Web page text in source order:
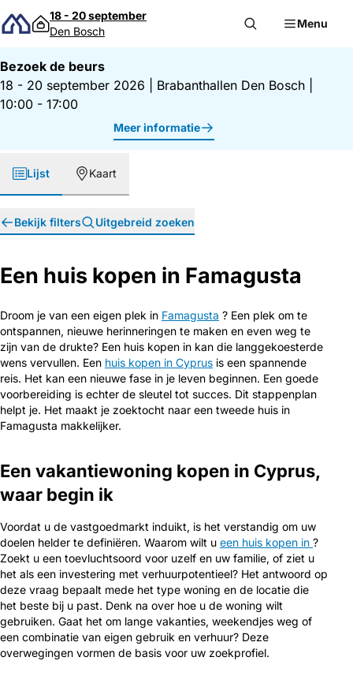
Direct naar inhoud
18 - 20 september
Den Bosch
Menu
Bezoek de beurs
18 - 20 september 2026
Brabanthallen Den Bosch
10:00 - 17:00
Meer informatie
Lijst Kaart
Bekijk filters Uitgebreid zoeken
Een huis kopen in Famagusta
Droom je van een eigen plek in Famagusta ? Een plek om te
ontspannen, nieuwe herinneringen te maken en even weg te
zijn van de drukte? Een huis kopen in kan die langgekoesterde
wens vervullen. Een huis kopen in Cyprus is een spannende
reis. Het kan een nieuwe fase in je leven beginnen. Een goede
voorbereiding is echter de sleutel tot succes. Dit stappenplan
helpt je. Het maakt je zoektocht naar een tweede huis in
Famagusta makkelijker.
Een vakantiewoning kopen in Cyprus,
waar begin ik
Voordat u de vastgoedmarkt induikt, is het verstandig om uw
doelen helder te definiëren. Waarom wilt u een huis kopen in ?
Zoekt u een toevluchtsoord voor uzelf en uw familie, of ziet u
het als een investering met verhuurpotentieel? Het antwoord op
deze vraag bepaalt mede het type woning en de locatie die
het beste bij u past. Denk na over hoe u de woning wilt
gebruiken. Gaat het om lange vakanties, weekendjes weg of
een combinatie van eigen gebruik en verhuur? Deze
overwegingen vormen de basis voor uw zoekprofiel.